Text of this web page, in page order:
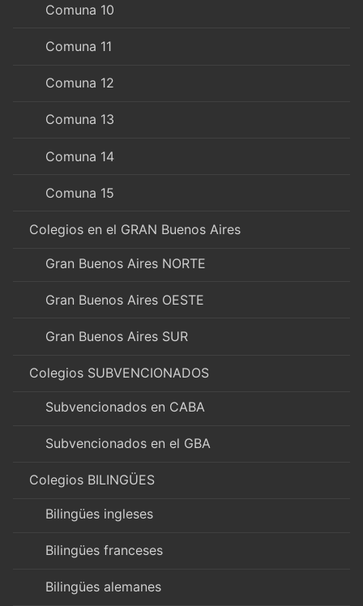
Comuna 10
Comuna 11
Comuna 12
Comuna 13
Comuna 14
Comuna 15
Colegios en el GRAN Buenos Aires
Gran Buenos Aires NORTE
Gran Buenos Aires OESTE
Gran Buenos Aires SUR
Colegios SUBVENCIONADOS
Subvencionados en CABA
Subvencionados en el GBA
Colegios BILINGÜES
Bilingües ingleses
Bilingües franceses
Bilingües alemanes